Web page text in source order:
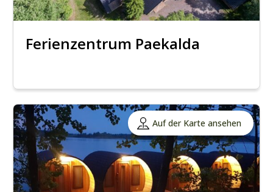
Ferienzentrum Paekalda
Auf der Karte ansehen